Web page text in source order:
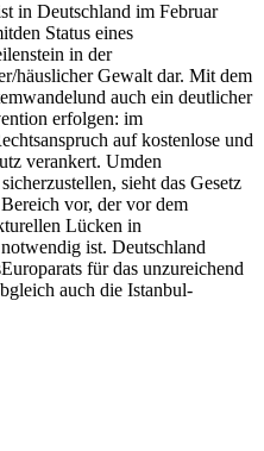
in Deutschland im Februar
Status eines
in der
häuslicher Gewalt dar. Mit dem
auch ein deutlicher
erfolgen: im
auf kostenlose und
verankert. Umden
sieht das Gesetz
vor, der vor dem
Lücken in
ist. Deutschland
für das unzureichend
auch die Istanbul-